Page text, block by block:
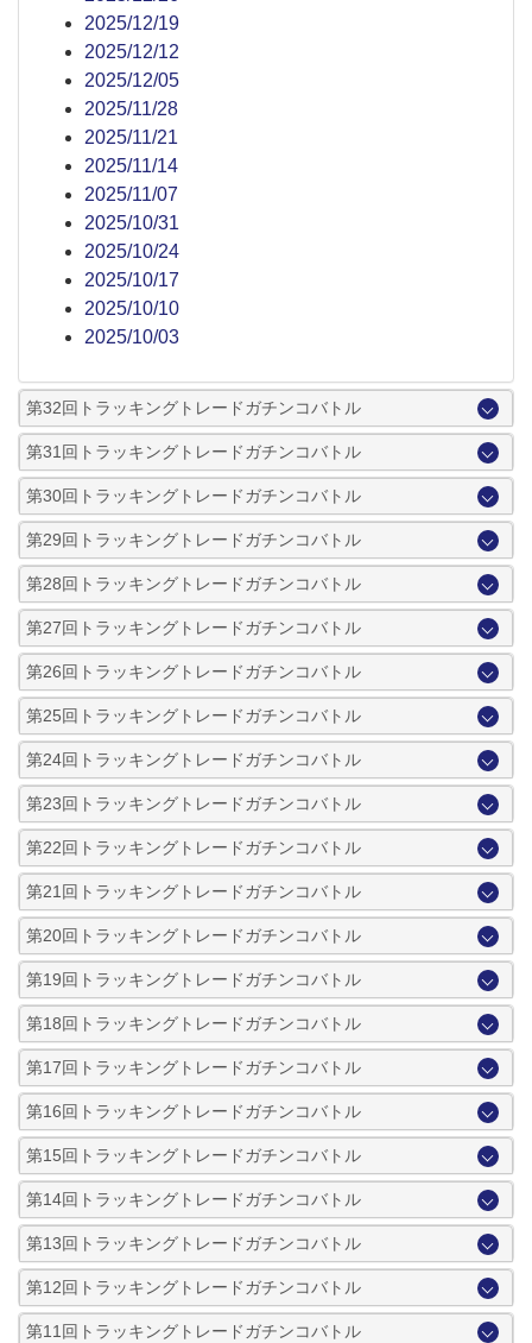
2025/12/19
2025/12/12
2025/12/05
2025/11/28
2025/11/21
2025/11/14
2025/11/07
2025/10/31
2025/10/24
2025/10/17
2025/10/10
2025/10/03
第32回トラッキングトレードガチンコバトル
第31回トラッキングトレードガチンコバトル
第30回トラッキングトレードガチンコバトル
第29回トラッキングトレードガチンコバトル
第28回トラッキングトレードガチンコバトル
第27回トラッキングトレードガチンコバトル
第26回トラッキングトレードガチンコバトル
第25回トラッキングトレードガチンコバトル
第24回トラッキングトレードガチンコバトル
第23回トラッキングトレードガチンコバトル
第22回トラッキングトレードガチンコバトル
第21回トラッキングトレードガチンコバトル
第20回トラッキングトレードガチンコバトル
第19回トラッキングトレードガチンコバトル
第18回トラッキングトレードガチンコバトル
第17回トラッキングトレードガチンコバトル
第16回トラッキングトレードガチンコバトル
第15回トラッキングトレードガチンコバトル
第14回トラッキングトレードガチンコバトル
第13回トラッキングトレードガチンコバトル
第12回トラッキングトレードガチンコバトル
第11回トラッキングトレードガチンコバトル